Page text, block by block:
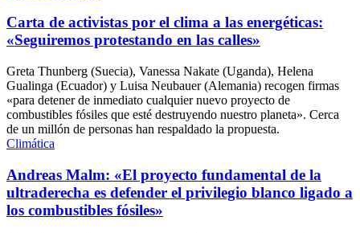
Carta de activistas por el clima a las energéticas:
«Seguiremos protestando en las calles»
Greta Thunberg (Suecia), Vanessa Nakate (Uganda), Helena
Gualinga (Ecuador) y Luisa Neubauer (Alemania) recogen firmas
«para detener de inmediato cualquier nuevo proyecto de
combustibles fósiles que esté destruyendo nuestro planeta». Cerca
de un millón de personas han respaldado la propuesta.
Climática
Andreas Malm: «El proyecto fundamental de la
ultraderecha es defender el privilegio blanco ligado a
los combustibles fósiles»